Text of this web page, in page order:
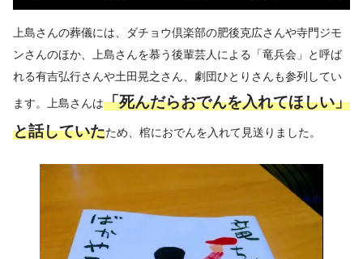
上島さんの葬儀には、ダチョウ倶楽部の肥後克広さんや寺門ジモ
ンさんのほか、上島さんを慕う後輩芸人による「竜兵会」と呼ば
れる有吉弘行さんや土田晃之さん、劇団ひとりさんも参列してい
ます。上島さんは「死んだらおでんを入れてほしい」
と話していたため、棺におでんを入れて見送りました。